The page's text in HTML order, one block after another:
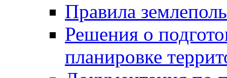
Правила
Решения о
планировке